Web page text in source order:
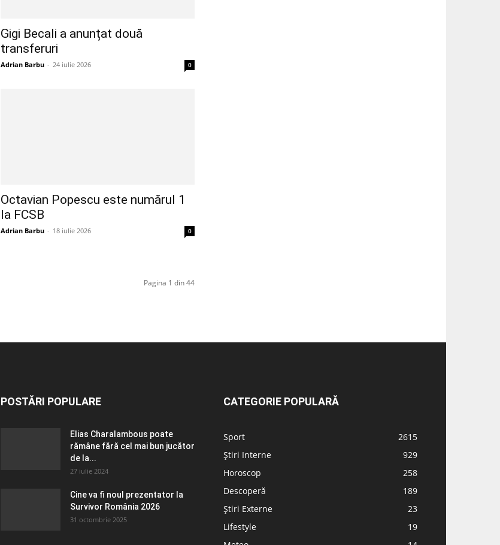
Gigi Becali a anunțat două
transferuri
Adrian Barbu - 24 iulie 2026 0
Octavian Popescu este numărul 1
la FCSB
Adrian Barbu - 18 iulie 2026 0
Pagina 1 din 44
POSTĂRI POPULARE
Elias Charalambous poate
rămâne fără cel mai bun jucător
de la...
27 iulie 2024
Cine va fi noul prezentator la
Survivor România 2026
31 octombrie 2025
CATEGORIE POPULARĂ
Sport
2615
Știri Interne
929
Horoscop
258
Descoperă
189
Știri Externe
23
Lifestyle
19